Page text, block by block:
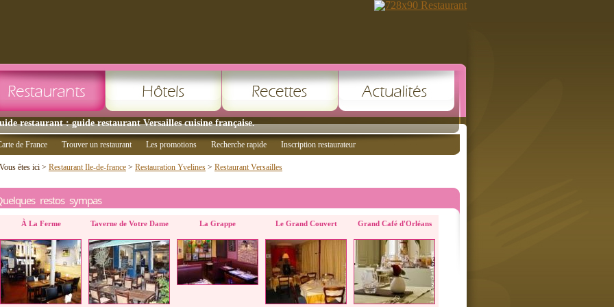
restaurant : guide restaurant Versailles cuisine française.
de France Trouver un restaurant Les promotions Recherche rapide Inscription restaurateur
Vous êtes ici > Restaurant Ile-de-france > Restauration Yvelines > Restaurant Versailles
restos sympas
À La Ferme Taverne de Votre Dame La Grappe Le Grand Couvert Grand Café d'Orléans